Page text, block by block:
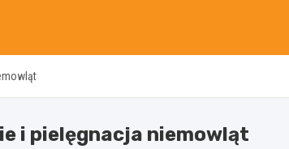
i pielęgnacja niemowląt